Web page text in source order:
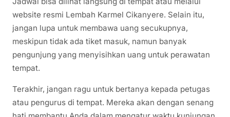
website resmi Lembah Karmel Cikanyere. Selain itu,
jangan lupa untuk membawa uang secukupnya,
meskipun tidak ada tiket masuk, namun banyak
pengunjung yang menyisihkan uang untuk perawatan
tempat.
Terakhir, jangan ragu untuk bertanya kepada petugas
atau pengurus di tempat. Mereka akan dengan senang